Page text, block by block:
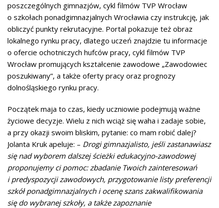
poszczególnych gimnazjów, cykl filmów TVP Wrocław
o szkołach ponadgimnazjalnych Wrocławia czy instrukcję, jak
obliczyć punkty rekrutacyjne. Portal pokazuje też obraz
lokalnego rynku pracy, dlatego uczeń znajdzie tu informacje
o ofercie ochotniczych hufców pracy, cykl filmów TVP
Wrocław promujących kształcenie zawodowe „Zawodowiec
poszukiwany”, a także oferty pracy oraz prognozy
dolnośląskiego rynku pracy.
Początek maja to czas, kiedy uczniowie podejmują ważne
życiowe decyzje. Wielu z nich wciąż się waha i zadaje sobie,
a przy okazji swoim bliskim, pytanie: co mam robić dalej?
Jolanta Kruk apeluje: – Drogi gimnazjalisto, jeśli zastanawiasz
się nad wyborem dalszej ścieżki edukacyjno-zawodowej
proponujemy ci pomoc: zbadanie Twoich zainteresowań
i predyspozycji zawodowych, przygotowanie listy preferencji
szkół ponadgimnazjalnych i ocenę szans zakwalifikowania
się do wybranej szkoły, a także zapoznanie